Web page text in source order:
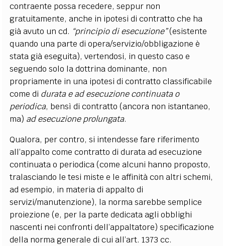
contraente possa recedere, seppur non
gratuitamente, anche in ipotesi di contratto che ha
già avuto un cd. “principio di esecuzione”(esistente
quando una parte di opera/servizio/obbligazione è
stata già eseguita), vertendosi, in questo caso e
seguendo solo la dottrina dominante, non
propriamente in una ipotesi di contratto classificabile
come di durata e ad esecuzione continuata o
periodica, bensì di contratto (ancora non istantaneo,
ma) ad esecuzione prolungata.
Qualora, per contro, si intendesse fare riferimento
all’appalto come contratto di durata ad esecuzione
continuata o periodica (come alcuni hanno proposto,
tralasciando le tesi miste e le affinità con altri schemi,
ad esempio, in materia di appalto di
servizi/manutenzione), la norma sarebbe semplice
proiezione (e, per la parte dedicata agli obblighi
nascenti nei confronti dell’appaltatore) specificazione
della norma generale di cui all’art. 1373 cc.